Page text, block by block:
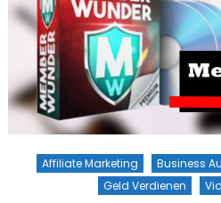
Affiliate Marketing Business
Geld Verdienen